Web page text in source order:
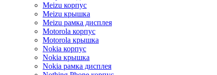
Meizu корпус
Meizu крышка
Meizu рамка дисплея
Motorola корпус
Motorola крышка
Nokia корпус
Nokia крышка
Nokia рамка дисплея